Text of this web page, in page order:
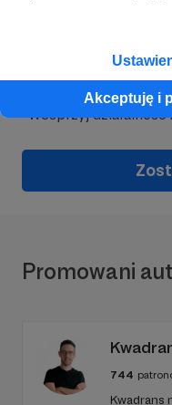
Akceptuję i
Dołącz
Wesprzyj
Promowani
744
Kwadrans